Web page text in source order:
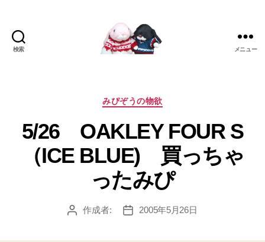
検索
ぴ
う
Blog
メニュー
カ
ゴ
リ
ー
みぴぞうの物欲
5/26 OAKLEY FOUR S
（ICE BLUE) 買っちゃ
ったみぴ
投
作成者:
投
2005年5月26日